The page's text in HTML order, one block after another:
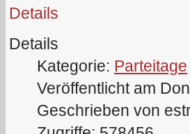
Details
Details
Kategorie: Parteitage
Veröffentlicht am
Geschrieben von